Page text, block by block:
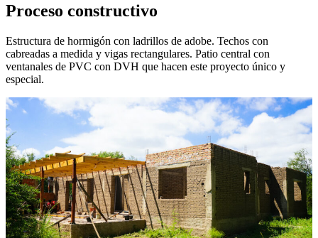
Proceso constructivo
Estructura de hormigón con ladrillos de adobe. Techos con
cabreadas a medida y vigas rectangulares. Patio central con
ventanales de PVC con DVH que hacen este proyecto único y
especial.